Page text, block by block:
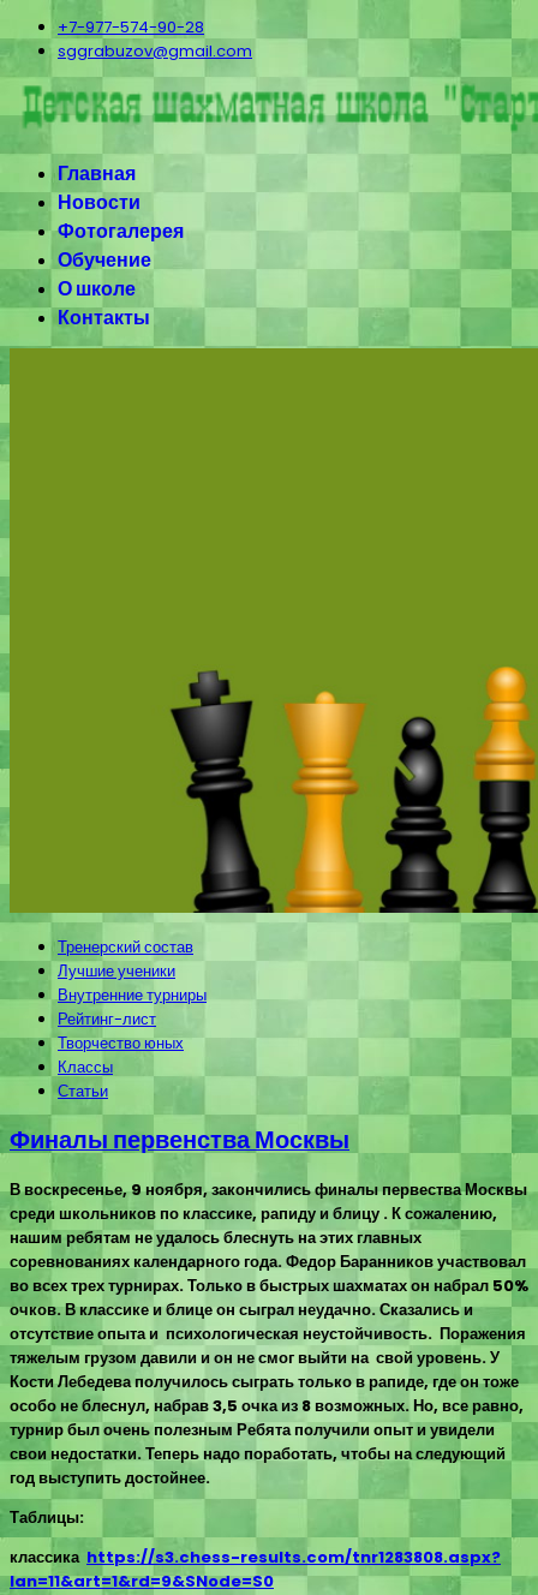
+7-977-574-90-28
sggrabuzov@gmail.com
Главная
Новости
Фотогалерея
Обучение
О школе
Контакты
Тренерский состав
Лучшие ученики
Внутренние турниры
Рейтинг-лист
Творчество юных
Классы
Статьи
Финалы первенства Москвы
В воскресенье, 9 ноября, закончились финалы первества Москвы
среди школьников по классике, рапиду и блицу . К сожалению,
нашим ребятам не удалось блеснуть на этих главных
соревнованиях календарного года. Федор Баранников участвовал
во всех трех турнирах. Только в быстрых шахматах он набрал 50%
очков. В классике и блице он сыграл неудачно. Сказались и
отсутствие опыта и психологическая неустойчивость. Поражения
тяжелым грузом давили и он не смог выйти на свой уровень. У
Кости Лебедева получилось сыграть только в рапиде, где он тоже
особо не блеснул, набрав 3,5 очка из 8 возможных. Но, все равно,
турнир был очень полезным Ребята получили опыт и увидели
свои недостатки. Теперь надо поработать, чтобы на следующий
год выступить достойнее.
Таблицы:
классика https://s3.chess-results.com/tnr1283808.aspx?
lan=11&art=1&rd=9&SNode=S0